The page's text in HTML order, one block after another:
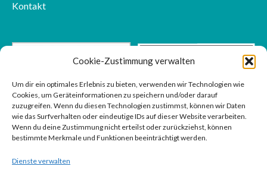
Cookie-Zustimmung verwalten
Um dir ein optimales Erlebnis zu bieten, verwenden wir Technologien wie
Cookies, um Geräteinformationen zu speichern und/oder darauf
zuzugreifen. Wenn du diesen Technologien zustimmst, können wir Daten
wie das Surfverhalten oder eindeutige IDs auf dieser Website verarbeiten.
Wenn du deine Zustimmung nicht erteilst oder zurückziehst, können
bestimmte Merkmale und Funktionen beeinträchtigt werden.
Dienste verwalten
Kontakt